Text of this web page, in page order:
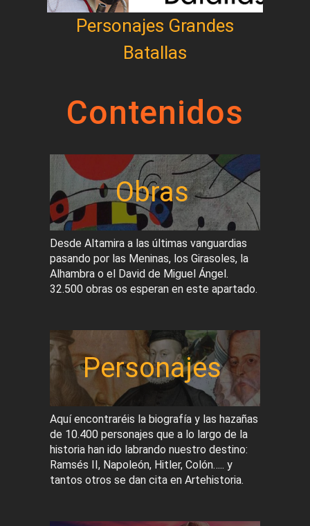
Personajes Grandes
Batallas
Contenidos
Obras
Desde Altamira a las últimas vanguardias
pasando por las Meninas, los Girasoles, la
Alhambra o el David de Miguel Ángel.
32.500 obras os esperan en este apartado.
Personajes
Aquí encontraréis la biografía y las hazañas
de 10.400 personajes que a lo largo de la
historia han ido labrando nuestro destino:
Ramsés II, Napoleón, Hitler, Colón….. y
tantos otros se dan cita en Artehistoria.